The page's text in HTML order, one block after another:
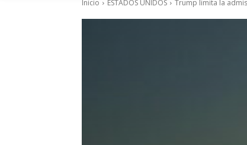
Inicio ESTADOS UNIDOS Trump limita la